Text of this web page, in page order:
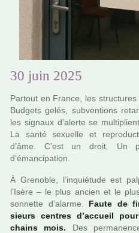
30 juin 2025
Partout en France, les struc­tu­res
Budgets gelés, sub­ven­tions
les signaux d’alerte se
La santé sexuelle et
d’âme. C’est un droit. Un
d’émancipation.
À Grenoble, l’inquié­tude est
l’Isère – le plus ancien et le
son­nette d’alarme. Faute de
sieurs cen­tres d’accueil
chains mois. Des